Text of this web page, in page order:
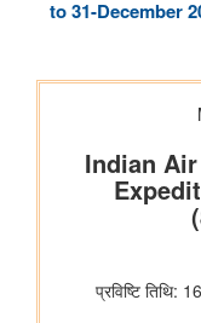
to 31-December